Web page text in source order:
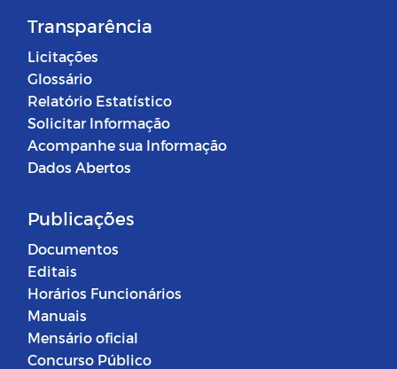
Transparência
Licitações
Glossário
Relatório Estatístico
Solicitar Informação
Acompanhe sua Informação
Dados Abertos
Publicações
Documentos
Editais
Horários Funcionários
Manuais
Mensário oficial
Concurso Público